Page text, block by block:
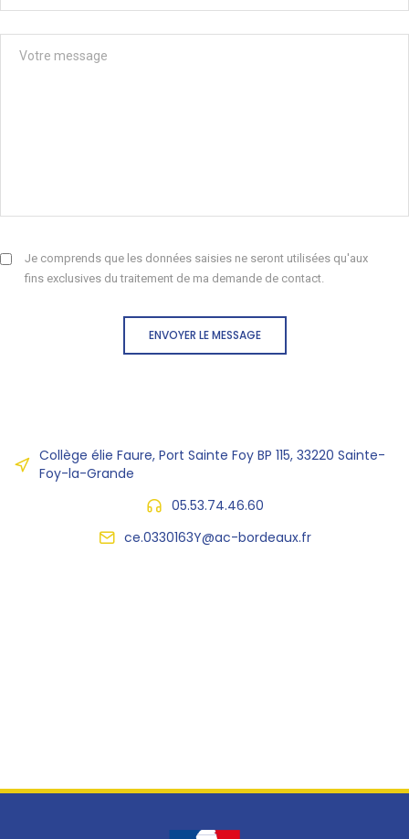
Je comprends que les données saisies ne seront utilisées qu'aux
fins exclusives du traitement de ma demande de contact.
ENVOYER LE MESSAGE
Collège élie Faure, Port Sainte Foy BP 115, 33220 Sainte-
Foy-la-Grande
05.53.74.46.60
ce.0330163Y@ac-bordeaux.fr